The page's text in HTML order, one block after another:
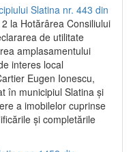
Slatina nr. 443 din
la Hotărârea Consiliului
de utilitate
amplasamentului
interes local
Eugen Ionescu,
în municipiul Slatina şi
a imobilelor cuprinse
şi completările